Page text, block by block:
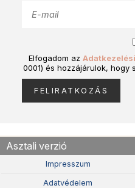
Elfogadom az
0001) és hozzájárulok, hogy
Asztali verzió
Impresszum
Adatvédelem